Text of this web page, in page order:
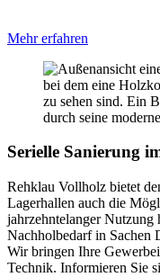
Mehr erfahren
Serielle Sanierung
Rehklau Vollholz bietet
Lagerhallen auch die
jahrzehntelanger Nutzung
Nachholbedarf in Sachen
Wir bringen Ihre
Technik. Informieren Sie